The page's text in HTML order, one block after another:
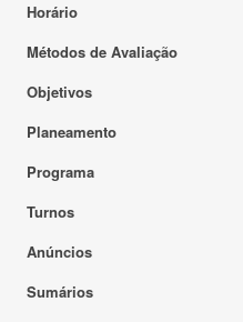
Horário
Métodos de Avaliação
Objetivos
Planeamento
Programa
Turnos
Anúncios
Sumários